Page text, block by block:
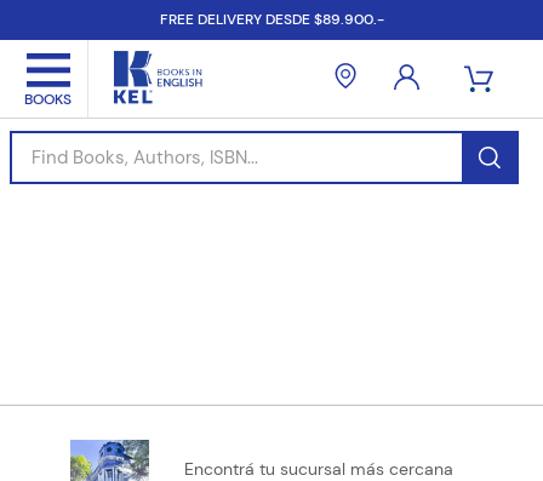
FREE DELIVERY DESDE $89.900.-
Find Books, Authors, ISBN...
Encontrá tu sucursal más cercana